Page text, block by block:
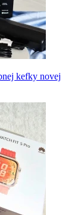
kefky novej